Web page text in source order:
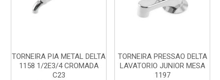
TORNEIRA PIA METAL DELTA
1158 1/2E3/4 CROMADA
C23
TORNEIRA PRESSAO DELTA
LAVATORIO JUNIOR MESA
1197